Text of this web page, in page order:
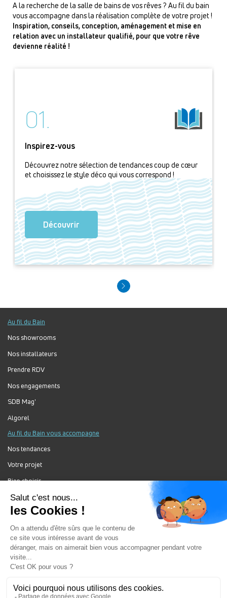
A la recherche de la salle de bains de vos rêves ? Au fil du bain
vous accompagne dans la réalisation complète de votre projet !
Inspiration, conseils, conception, aménagement et mise en
relation avec un installateur qualifié, pour que votre rêve
devienne réalité !
01.
Inspirez-vous
Découvrez notre sélection de tendances coup de cœur
et choisissez le style déco qui vous correspond !
Découvrir
Au fil du Bain
Nos showrooms
Nos installateurs
Prendre RDV
Nos engagements
SDB Mag'
Algorel
Au fil du Bain vous accompagne
Nos tendances
Votre projet
Bien choisir
Forum Au Fil du Bain
Nos produits
Gestion des cookies